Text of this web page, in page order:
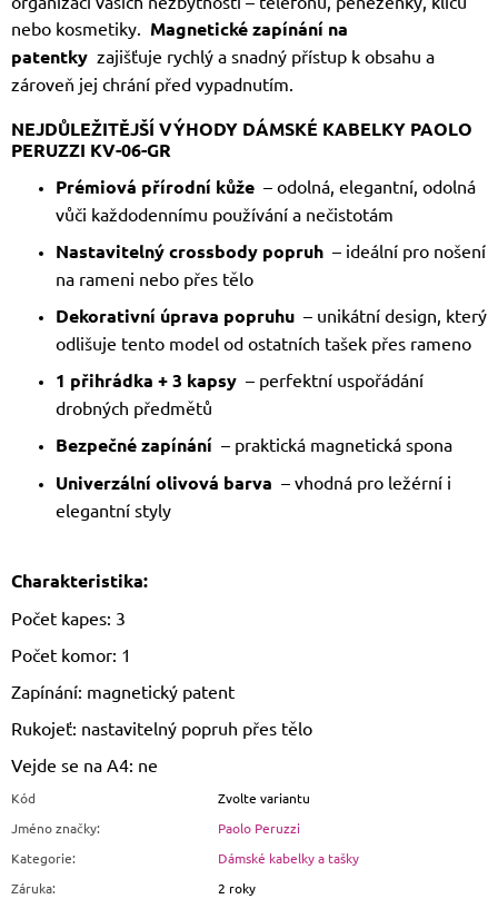
nebo kosmetiky. Magnetické zapínání na
patentky zajišťuje rychlý a snadný přístup k obsahu a
zároveň jej chrání před vypadnutím.
NEJDŮLEŽITĚJŠÍ VÝHODY DÁMSKÉ KABELKY PAOLO
PERUZZI KV-06-GR
Prémiová přírodní kůže – odolná, elegantní, odolná
vůči každodennímu používání a nečistotám
Nastavitelný crossbody popruh – ideální pro nošení
na rameni nebo přes tělo
Dekorativní úprava popruhu – unikátní design, který
odlišuje tento model od ostatních tašek přes rameno
1 přihrádka + 3 kapsy – perfektní uspořádání
drobných předmětů
Bezpečné zapínání – praktická magnetická spona
Univerzální olivová barva – vhodná pro ležérní i
elegantní styly
Charakteristika:
Počet kapes: 3
Počet komor: 1
Zapínání: magnetický patent
Rukojeť: nastavitelný popruh přes tělo
Vejde se na A4: ne
Kód
Zvolte variantu
Jméno značky:
Paolo Peruzzi
Kategorie:
Dámské kabelky a tašky
Záruka:
2 roky